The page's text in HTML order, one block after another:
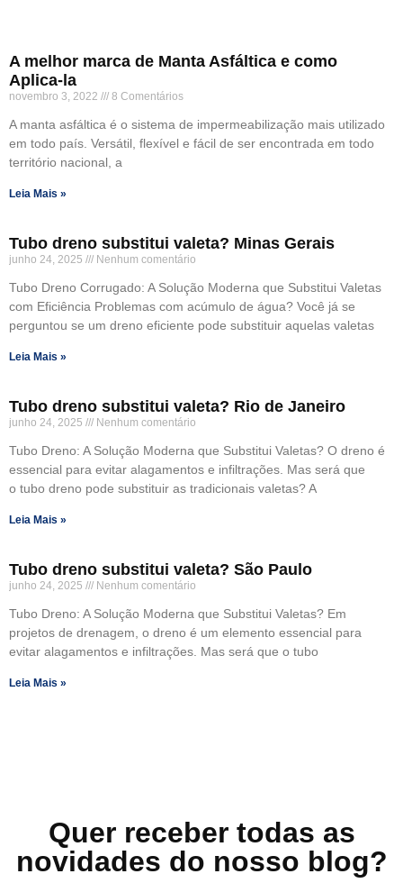
A melhor marca de Manta Asfáltica e como
Aplica-la
novembro 3, 2022 8 Comentários
A manta asfáltica é o sistema de impermeabilização mais utilizado
em todo país. Versátil, flexível e fácil de ser encontrada em todo
território nacional, a
Leia Mais »
Tubo dreno substitui valeta? Minas Gerais
junho 24, 2025 Nenhum comentário
Tubo Dreno Corrugado: A Solução Moderna que Substitui Valetas
com Eficiência Problemas com acúmulo de água? Você já se
perguntou se um dreno eficiente pode substituir aquelas valetas
Leia Mais »
Tubo dreno substitui valeta? Rio de Janeiro
junho 24, 2025 Nenhum comentário
Tubo Dreno: A Solução Moderna que Substitui Valetas? O dreno é
essencial para evitar alagamentos e infiltrações. Mas será que
o tubo dreno pode substituir as tradicionais valetas? A
Leia Mais »
Tubo dreno substitui valeta? São Paulo
junho 24, 2025 Nenhum comentário
Tubo Dreno: A Solução Moderna que Substitui Valetas? Em
projetos de drenagem, o dreno é um elemento essencial para
evitar alagamentos e infiltrações. Mas será que o tubo
Leia Mais »
Quer receber todas as
novidades do nosso blog?